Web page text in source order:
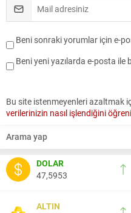
DOLAR
47,5953
ALTIN
Beni sonraki yorumlar için e-
Beni yeni yazılarda e-posta ile
Bu site istenmeyenleri azaltmak
verilerinizin nasıl işlendiğini